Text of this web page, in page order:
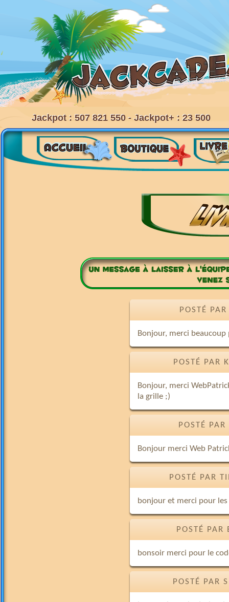
Jackpot : 507 821 550 - Jackpot+ : 23 500
POSTÉ
Bonjour, merci
POSTÉ
Bonjour, merci
la grille ;)
POSTÉ
Bonjour merci Web
POSTÉ PAR
bonjour et merci pour
POSTÉ
bonsoir merci pour le
POSTÉ PAR